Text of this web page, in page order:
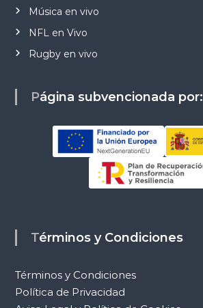
Música en vivo
NFL en Vivo
Rugby en vivo
Página subvencionada por:
Términos y Condiciones
Términos y Condiciones
Política de Privacidad